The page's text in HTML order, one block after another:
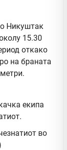
Никуштак
15.30
откако
на браната
екипа